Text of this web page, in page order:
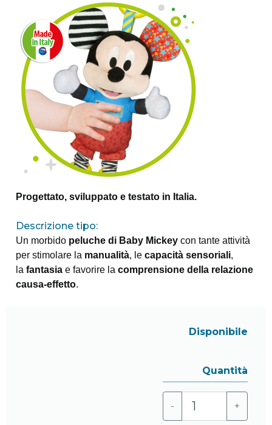
Progettato, sviluppato e testato in Italia.
Descrizione tipo:
Un morbido peluche di Baby Mickey con tante attività
per stimolare la manualità, le capacità sensoriali,
la fantasia e favorire la comprensione della relazione
causa-effetto.
Disponibile
Quantità
- +